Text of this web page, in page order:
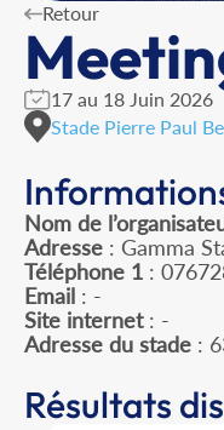
Retour
17 au 18 Juin 2026
Stade Pierre Paul
Nom de
Adresse : Gamma
Téléphone 1 :
Email : -
Site internet: -
Adresse du stade :
Résultats